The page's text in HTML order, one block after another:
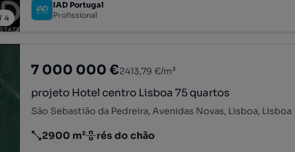
4
IAD Portugal
Profissional
7 000 000 €2413,79 €/m²
projeto Hotel centro Lisboa 75 quartos
São Sebastião da Pedreira, Avenidas Novas, Lisboa, Lisboa
Preço por metro quadrado
2900 m²
Andar rés do chão